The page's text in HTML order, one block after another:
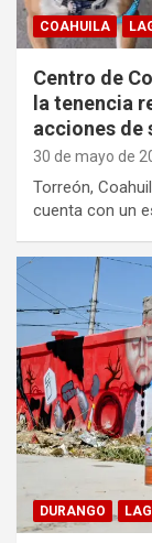
COAHUILA
Centro de
la tenencia
acciones de
30 de mayo de
Torreón,
cuenta con un
DURANGO